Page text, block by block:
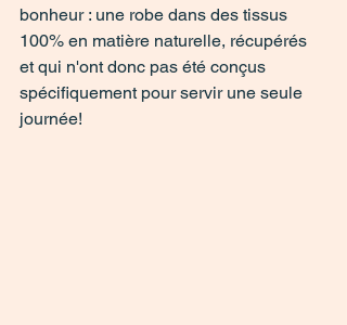
bonheur : une robe dans des tissus
100% en matière naturelle, récupérés
et qui n'ont donc pas été conçus
spécifiquement pour servir une seule
journée!